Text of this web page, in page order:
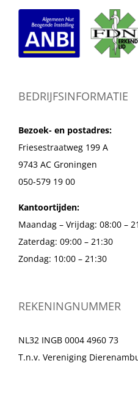
BEDRIJFSINFORMATIE
Bezoek- en postadres:
Friesestraatweg 199 A
9743 AC Groningen
050-579 19 00
Kantoortijden:
Maandag – Vrijdag: 08:00 –
Zaterdag: 09:00 – 21:30
Zondag: 10:00 – 21:30
REKENINGNUMMER
NL32 INGB 0004 4960 73
T.n.v. Vereniging